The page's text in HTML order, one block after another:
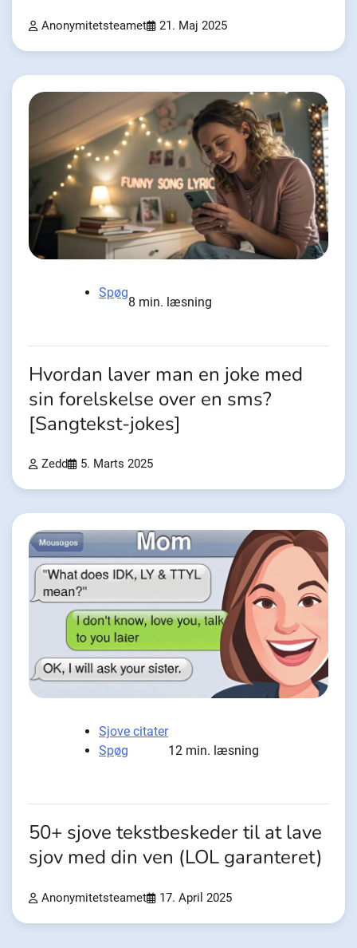
Anonymitetsteamet 21. Maj 2025
Spøg
8 min. læsning
Hvordan laver man en joke med
sin forelskelse over en sms?
[Sangtekst-jokes]
Zedd 5. Marts 2025
Sjove citater
Spøg
12 min. læsning
50+ sjove tekstbeskeder til at lave
sjov med din ven (LOL garanteret)
Anonymitetsteamet 17. April 2025